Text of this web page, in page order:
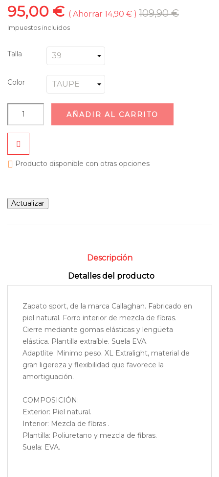
95,00 € Ahorrar 14,90 € 109,90 €
Impuestos incluidos
Talla
Color
AÑADIR AL CARRITO
 Producto disponible con otras opciones
Descripción
Detalles del producto
Zapato sport, de la marca Callaghan. Fabricado en
piel natural. Forro interior de mezcla de fibras.
Cierre mediante gomas elásticas y lengüeta
elástica. Plantilla extraíble. Suela EVA.
Adaptlite: Minimo peso. XL Extralight, material de
gran ligereza y flexibilidad que favorece la
amortiguación.
COMPOSICIÓN:
Exterior: Piel natural.
Interior: Mezcla de fibras .
Plantilla: Poliuretano y mezcla de fibras.
Suela: EVA.